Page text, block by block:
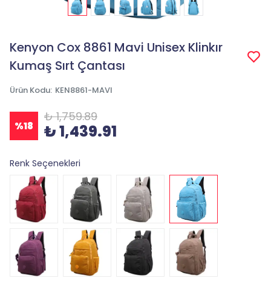
Kenyon Cox 8861 Mavi Unisex Klinkır
Kumaş Sırt Çantası
Ürün Kodu: KEN8861-MAVI
%18
₺ 1,759.89
₺ 1,439.91
Renk Seçenekleri